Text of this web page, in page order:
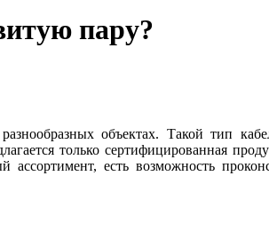
пару?
объектах. Такой тип
только сертифицированная
ассортимент, есть возможность